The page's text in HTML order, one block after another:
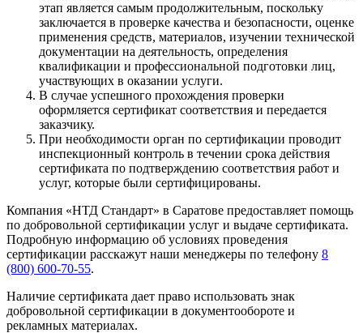
этап является самым продолжительным, поскольку
заключается в проверке качества и безопасности, оценке
применения средств, материалов, изучении технической
документации на деятельность, определения
квалификации и профессиональной подготовки лиц,
участвующих в оказании услуги.
В случае успешного прохождения проверки
оформляется сертификат соответствия и передается
заказчику.
При необходимости орган по сертификации проводит
инспекционный контроль в течении срока действия
сертификата по подтверждению соответствия работ и
услуг, которые были сертифицированы.
Компания «НТД Стандарт» в Саратове предоставляет помощь
по добровольной сертификации услуг и выдаче сертификата.
Подробную информацию об условиях проведения
сертификации расскажут наши менеджеры по телефону 8
(800) 600-70-55.
Наличие сертификата дает право использовать знак
добровольной сертификации в документообороте и
рекламных материалах.